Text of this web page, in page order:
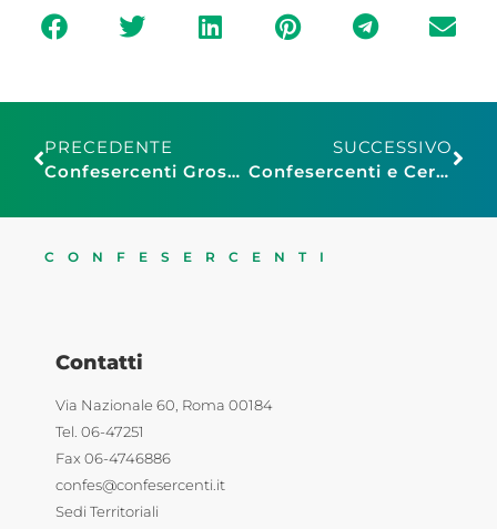
PRECEDENTE
Confesercenti Grosseto, Luigi Benelli di Maro è il nuovo Presidente di Confesercenti Giovani: ecco le idee per le imprese
SUCCESSIVO
Confesercenti e Cer: “Consumi tengono nel 2024 ma ancora distanti da livelli pre-Covid”
CONFESERCENTI
Contatti
Via Nazionale 60, Roma 00184
Tel. 06-47251
Fax 06-4746886
confes@confesercenti.it
Sedi Territoriali